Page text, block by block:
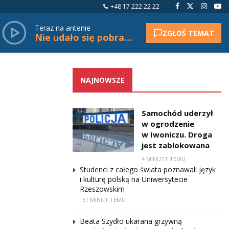
+48 17 222 22 22
Teraz na antenie
Nie udało się pobrać tytułu. ZGŁOŚ TEMAT
NAJNOWSZE
Samochód uderzył
w ogrodzenie
w Iwoniczu. Droga
jest zablokowana
4 MINUTY TEMU
Studenci z całego świata poznawali język
i kulturę polską na Uniwersytecie
Rzeszowskim
51 MINUT TEMU
Beata Szydło ukarana grzywną